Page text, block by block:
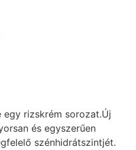
egy rizskrém sorozat.Új
és egyszerűen
szénhidrátszintjét.